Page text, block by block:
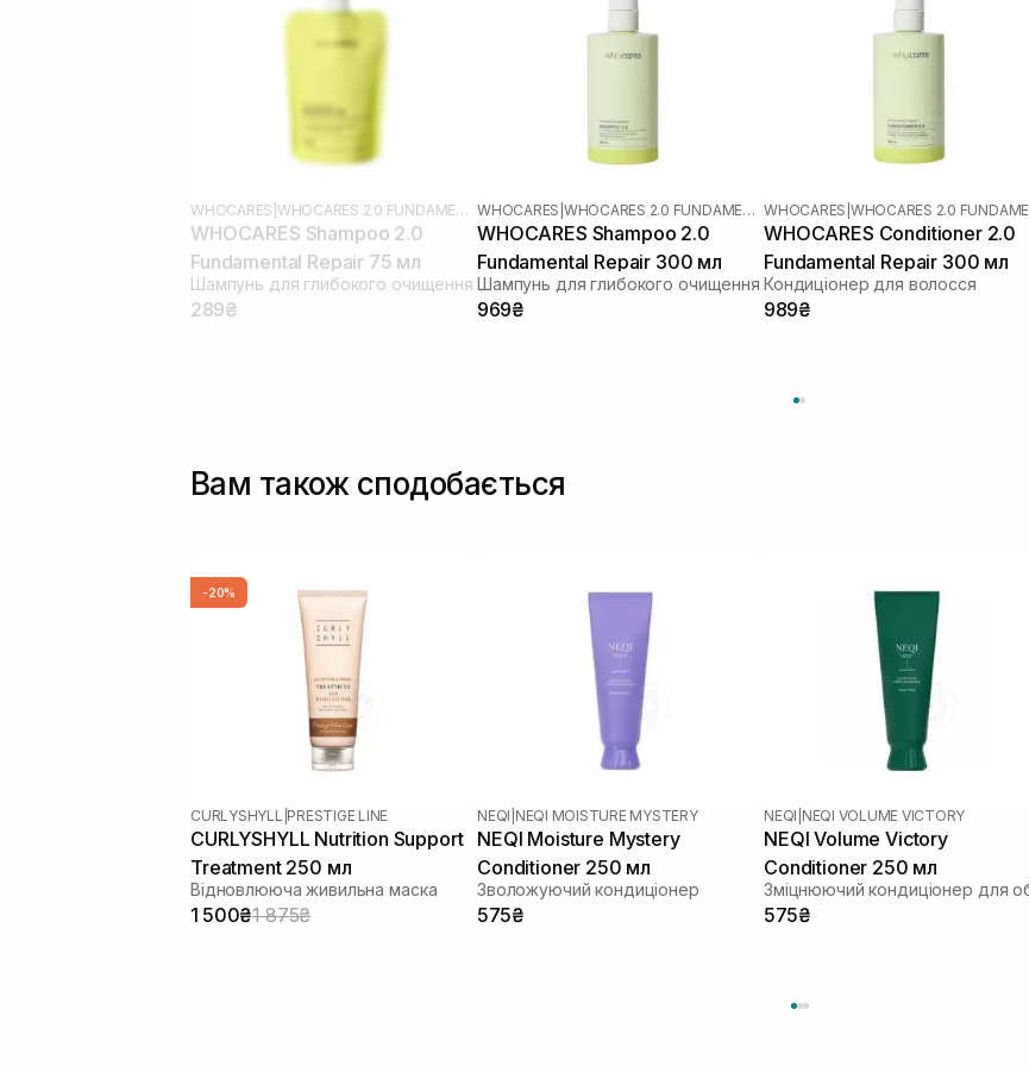
WHOCARES WHOCARES 2.0 FUNDAMENTAL
WHOCARES Shampoo 2.0
Fundamental Repair 75 мл
Шампунь для глибокого очищення
289₴
WHOCARES WHOCARES 2.0 FUNDAMENTAL
WHOCARES Shampoo 2.0
Fundamental Repair 300 мл
Шампунь для глибокого очищення
969₴
WHOCARES
WHOCARES Conditioner 2.0
Fundamental Repair 300 мл
Кондиціонер для волосся
989₴
Вам також сподобається
-20%
CURLYSHYLL PRESTIGE LINE
CURLYSHYLL Nutrition Support
Treatment 250 мл
Відновлююча живильна маска
1 500₴1 875₴
NEQI NEQI MOISTURE MYSTERY
NEQI Moisture Mystery
Conditioner 250 мл
Зволожуючий кондиціонер
575₴
NEQI NEQI VOLUME VICTORY
NEQI Volume Victory
Conditioner 250 мл
575₴